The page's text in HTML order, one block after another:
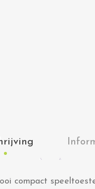
compact